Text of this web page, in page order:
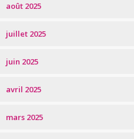
août 2025
juillet 2025
juin 2025
avril 2025
mars 2025